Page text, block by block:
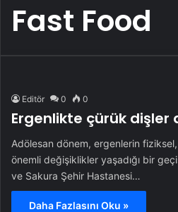
Fast Food
Editör 0 0
Ergenlikte çürük dişler
Adölesan dönem, ergenlerin
önemli değişiklikler yaşadığı bir
ve Sakura Şehir Hastanesi…
Daha Fazlasını Oku »